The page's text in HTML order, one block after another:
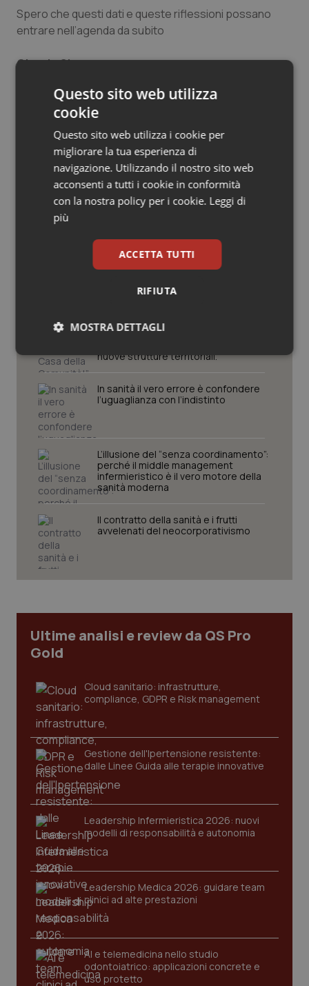
Salute orale & impianti
Tiroide
Tumore al seno
Tumore ovarico
Tumori del Polmone & Testa Collo
Ulcera & Reflusso
Spero che questi dati e queste riflessioni possano
entrare nell’agenda da subito
Giorgio Simon
27 Aprile 2020
© Riproduzione riservata
Potrebbe interessarti in
“Hai la diarrea? Vai alla Casa della
Comunità!” Slogan rischioso per una
nuove strutture territoriali.
In sanità il vero errore è confondere
l’uguaglianza con l’indistinto
L’illusione del “senza coordinamento”:
perché il middle management
infermieristico è il vero motore della
sanità moderna
Il contratto della sanità e i frutti
avvelenati del neocorporativismo
Ultime analisi e review da QS Pro
Gold
Cloud sanitario: infrastrutture,
compliance, GDPR e Risk management
Gestione dell'Ipertensione resistente:
dalle Linee Guida alle terapie innovative
Leadership Infermieristica 2026: nuovi
modelli di responsabilità e autonomia
Leadership Medica 2026: guidare team
clinici ad alte prestazioni
AI e telemedicina nello studio
odontoiatrico: applicazioni concrete e
uso protetto
Questo sito web utilizza
cookie
Questo sito web utilizza i cookie per
migliorare la tua esperienza di
navigazione. Utilizzando il nostro sito web
acconsenti a tutti i cookie in conformità
con la nostra policy per i cookie. Leggi di
più
ACCETTA TUTTI
RIFIUTA
MOSTRA DETTAGLI
Necessari Statistici Marketing
Necessari Statistici Marketing
I cookie necessari contribuiscono a rendere fruibile il
sito web abilitandone funzionalità di base quali la
navigazione sulle pagine e l'accesso alle aree
funzionare correttamente senza questi cookie.
VISITOR_PRIVACY_METADATA
CookieScriptConsent
tracking-sites-ironfish-
tracking-enable
www.quotidianosanita.it